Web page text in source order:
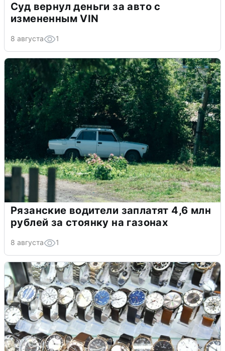
Суд вернул деньги за авто с
измененным VIN
8 августа 1
Рязанские водители заплатят 4,6 млн
рублей за стоянку на газонах
8 августа 1